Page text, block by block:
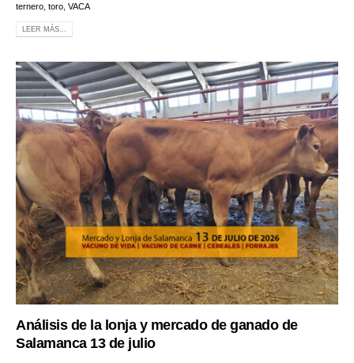
ternero toro VACA
LEER MÁS...
Análisis de la lonja y mercado de ganado de
Salamanca 13 de julio